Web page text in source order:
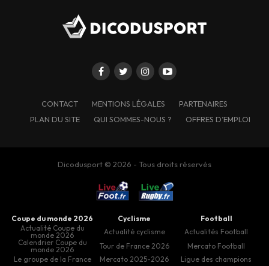
CONTACT MENTIONS LÉGALES
PARTENAIRES
PLAN DU SITE
QUI SOMMES-NOUS ? OFFRES D’EMPLOI
Dicodusport © 2026 - Tous droits réservés
Coupe du monde 2026 Cyclisme
Football
Actualité Coupe du
monde 2026
Actualité cyclisme
Actualités Football
Calendrier Coupe du
monde 2026
Tour de France 2026
Mercato Football
Le groupe de la France
Mercato 2025-2026 Ligue des champions